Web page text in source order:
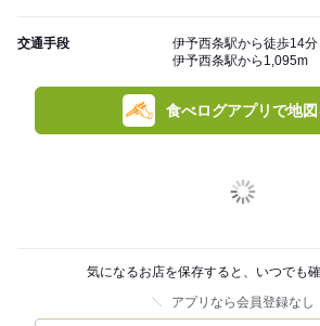
交通手段
伊予西条駅から徒歩14分
伊予西条駅から1,095m
食べログアプリで地図
気になるお店を保存すると、いつでも確
アプリなら会員登録なし